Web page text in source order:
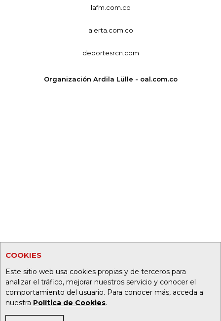
COOKIES
Este sitio web usa cookies propias y de terceros para
analizar el tráfico, mejorar nuestros servicio y conocer el
comportamiento del usuario. Para conocer más, acceda a
nuestra Política de Cookies.
lafm.com.co
alerta.com.co
deportesrcn.com
Organización Ardila Lülle - oal.com.co